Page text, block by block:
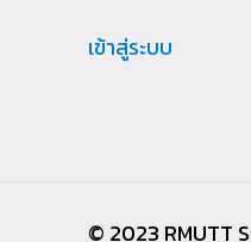
เข้าสู่ระบบ
© 2023 RMUTT